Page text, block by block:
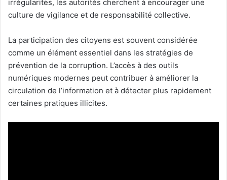
irrégularités, les autorités cherchent à encourager une
culture de vigilance et de responsabilité collective.
La participation des citoyens est souvent considérée
comme un élément essentiel dans les stratégies de
prévention de la corruption. L’accès à des outils
numériques modernes peut contribuer à améliorer la
circulation de l’information et à détecter plus rapidement
certaines pratiques illicites.